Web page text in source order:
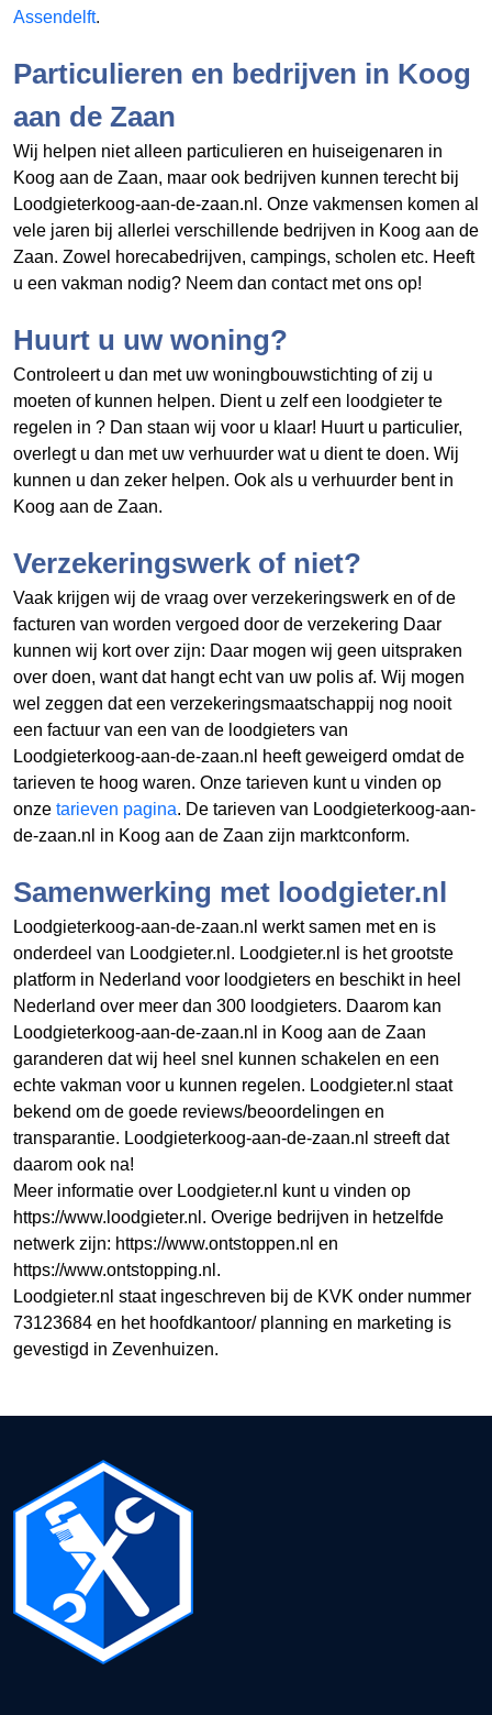
Assendelft.
Particulieren en bedrijven in Koog
aan de Zaan
Wij helpen niet alleen particulieren en huiseigenaren in
Koog aan de Zaan, maar ook bedrijven kunnen terecht bij
Loodgieterkoog-aan-de-zaan.nl. Onze vakmensen komen al
vele jaren bij allerlei verschillende bedrijven in Koog aan de
Zaan. Zowel horecabedrijven, campings, scholen etc. Heeft
u een vakman nodig? Neem dan contact met ons op!
Huurt u uw woning?
Controleert u dan met uw woningbouwstichting of zij u
moeten of kunnen helpen. Dient u zelf een loodgieter te
regelen in ? Dan staan wij voor u klaar! Huurt u particulier,
overlegt u dan met uw verhuurder wat u dient te doen. Wij
kunnen u dan zeker helpen. Ook als u verhuurder bent in
Koog aan de Zaan.
Verzekeringswerk of niet?
Vaak krijgen wij de vraag over verzekeringswerk en of de
facturen van worden vergoed door de verzekering Daar
kunnen wij kort over zijn: Daar mogen wij geen uitspraken
over doen, want dat hangt echt van uw polis af. Wij mogen
wel zeggen dat een verzekeringsmaatschappij nog nooit
een factuur van een van de loodgieters van
Loodgieterkoog-aan-de-zaan.nl heeft geweigerd omdat de
tarieven te hoog waren. Onze tarieven kunt u vinden op
onze tarieven pagina. De tarieven van Loodgieterkoog-aan-
de-zaan.nl in Koog aan de Zaan zijn marktconform.
Samenwerking met loodgieter.nl
Loodgieterkoog-aan-de-zaan.nl werkt samen met en is
onderdeel van Loodgieter.nl. Loodgieter.nl is het grootste
platform in Nederland voor loodgieters en beschikt in heel
Nederland over meer dan 300 loodgieters. Daarom kan
Loodgieterkoog-aan-de-zaan.nl in Koog aan de Zaan
garanderen dat wij heel snel kunnen schakelen en een
echte vakman voor u kunnen regelen. Loodgieter.nl staat
bekend om de goede reviews/beoordelingen en
transparantie. Loodgieterkoog-aan-de-zaan.nl streeft dat
daarom ook na!
Meer informatie over Loodgieter.nl kunt u vinden op
https://www.loodgieter.nl. Overige bedrijven in hetzelfde
netwerk zijn: https://www.ontstoppen.nl en
https://www.ontstopping.nl.
Loodgieter.nl staat ingeschreven bij de KVK onder nummer
73123684 en het hoofdkantoor/ planning en marketing is
gevestigd in Zevenhuizen.